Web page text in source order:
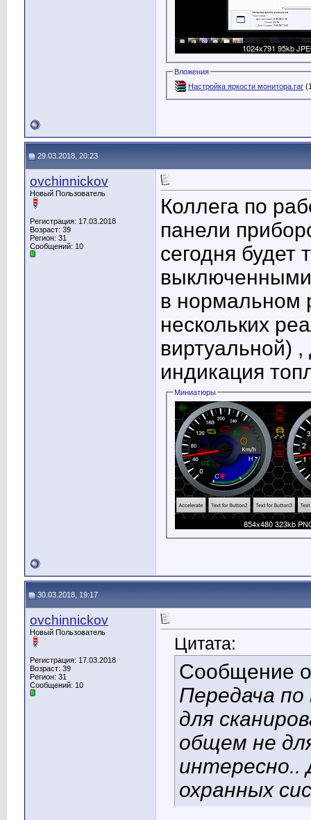
Вложения
Настройка яркости монитора.rar
29.03.2018, 20:23
ovchinnickov
Новый Пользователь
Регистрация: 17.03.2018
Возраст: 39
Регион: 31
Сообщений: 10
Коллега по
панели
сегодня будет
выключенными
в нормальном
нескольких
виртуальной)
индикация
Миниатюры
30.03.2018, 19:17
ovchinnickov
Новый Пользователь
Регистрация: 17.03.2018
Возраст: 39
Регион: 31
Сообщений: 10
Цитата:
Сообщение
Передача по
для
общем не
интересно..
охранных